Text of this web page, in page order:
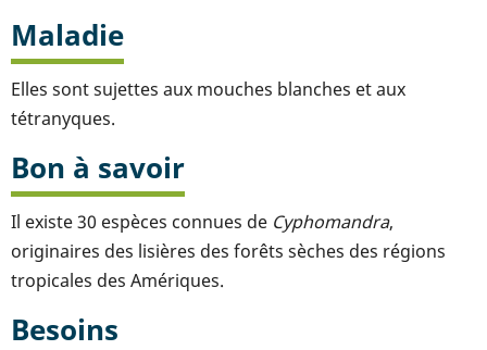
Maladie
Elles sont sujettes aux mouches blanches et aux
tétranyques.
Bon à savoir
Il existe 30 espèces connues de Cyphomandra,
originaires des lisières des forêts sèches des régions
tropicales des Amériques.
Besoins